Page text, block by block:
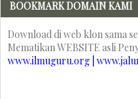
BOOKMARK DOMAIN KAMI
Download di web klon sama
Mematikan WEBSITE asli
www.ilmuguru.org |